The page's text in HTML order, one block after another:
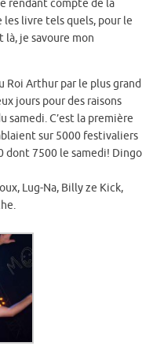
rendant compte de la
les livre tels quels, pour le
je savoure mon
Roi Arthur par le plus grand
jours pour des raisons
samedi. C’est la première
sur 5000 festivaliers
dont 7500 le samedi! Dingo
Lug-Na, Billy ze Kick,